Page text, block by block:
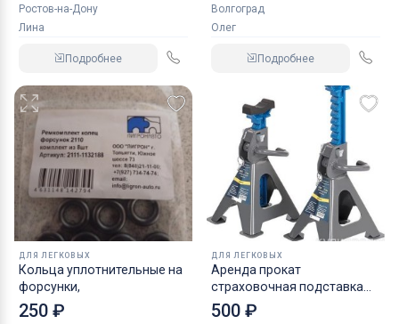
Ростов-на-Дону
Лина
Подробнее
Волгоград
Олег
Подробнее
ДЛЯ ЛЕГКОВЫХ
Кольца уплотнительные на
форсунки,
250 ₽
ДЛЯ ЛЕГКОВЫХ
Аренда прокат
страховочная подставка
NORDBERG 2 т
500 ₽